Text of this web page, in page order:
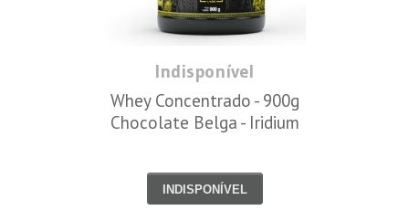
Indisponível
Whey Concentrado - 900g
Chocolate Belga - Iridium
INDISPONÍVEL